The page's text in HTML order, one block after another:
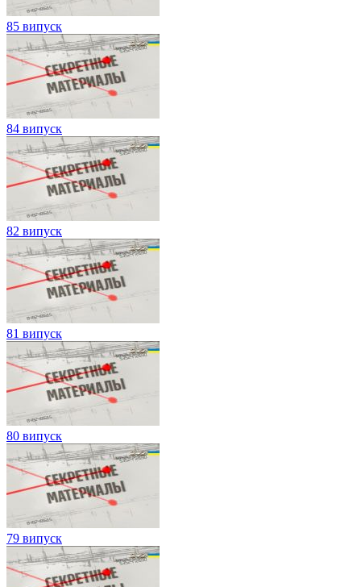
85 випуск
84 випуск
82 випуск
81 випуск
80 випуск
79 випуск